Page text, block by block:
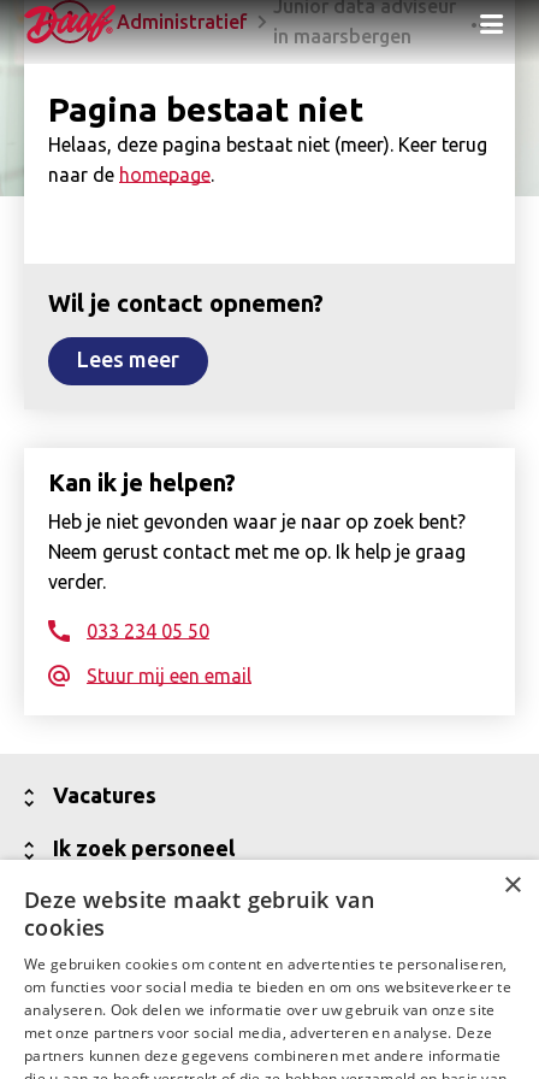
Administratief
Junior data adviseur
in maarsbergen
Pagina bestaat niet
Helaas, deze pagina bestaat niet (meer). Keer terug
naar de homepage.
Wil je contact opnemen?
Lees meer
Kan ik je helpen?
Heb je niet gevonden waar je naar op zoek bent?
Neem gerust contact met me op. Ik help je graag
verder.
033 234 05 50
Stuur mij een email
Vacatures
Toon
Alle vacatures
Ik zoek personeel
Toon
Jouw partner voor werving van talent
Meld een vacature aan
Vraag een offerte aan
Talent in backoffice en financiële administratie
Over Daaf
Toon
minder
Wij zijn Daaf
Waar Daaf voor staat
MVO
Contact
minder
Contactgegevens
Contactgegevens Daaf Amersfoort
LinkedInFacebook
×
Deze website maakt gebruik van
cookies
We gebruiken cookies om content en advertenties te personaliseren,
om functies voor social media te bieden en om ons websiteverkeer te
analyseren. Ook delen we informatie over uw gebruik van onze site
met onze partners voor social media, adverteren en analyse. Deze
partners kunnen deze gegevens combineren met andere informatie